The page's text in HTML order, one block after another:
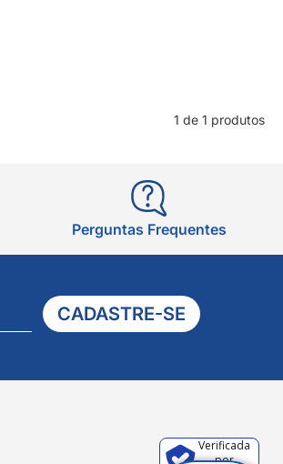
1 de 1 produtos
Perguntas Frequentes
CADASTRE-SE
Verificada
por